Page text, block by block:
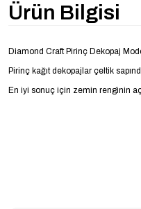
Ürün Bilgisi
Diamond Craft Pirinç Dekopaj
Pirinç kağıt dekopajlar çeltik
En iyi sonuç için zemin renginin